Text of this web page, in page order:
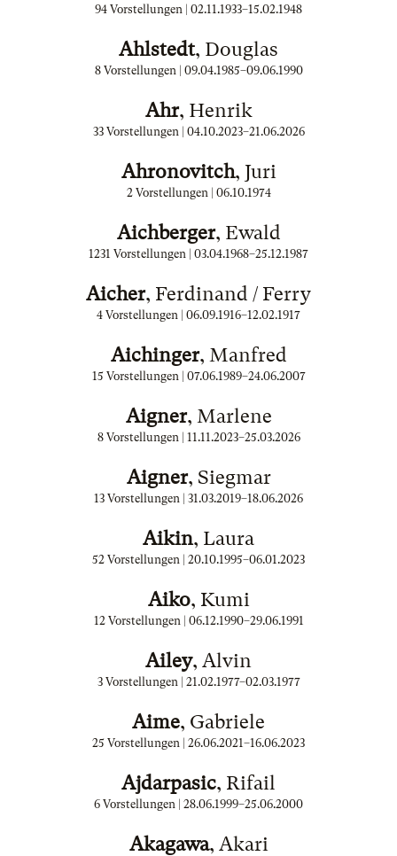
94 Vorstellungen | 02.11.1933–15.02.1948
Ahlstedt, Douglas
8 Vorstellungen | 09.04.1985–09.06.1990
Ahr, Henrik
33 Vorstellungen | 04.10.2023–21.06.2026
Ahronovitch, Juri
2 Vorstellungen | 06.10.1974
Aichberger, Ewald
1231 Vorstellungen | 03.04.1968–25.12.1987
Aicher, Ferdinand / Ferry
4 Vorstellungen | 06.09.1916–12.02.1917
Aichinger, Manfred
15 Vorstellungen | 07.06.1989–24.06.2007
Aigner, Marlene
8 Vorstellungen | 11.11.2023–25.03.2026
Aigner, Siegmar
13 Vorstellungen | 31.03.2019–18.06.2026
Aikin, Laura
52 Vorstellungen | 20.10.1995–06.01.2023
Aiko, Kumi
12 Vorstellungen | 06.12.1990–29.06.1991
Ailey, Alvin
3 Vorstellungen | 21.02.1977–02.03.1977
Aime, Gabriele
25 Vorstellungen | 26.06.2021–16.06.2023
Ajdarpasic, Rifail
6 Vorstellungen | 28.06.1999–25.06.2000
Akagawa, Akari